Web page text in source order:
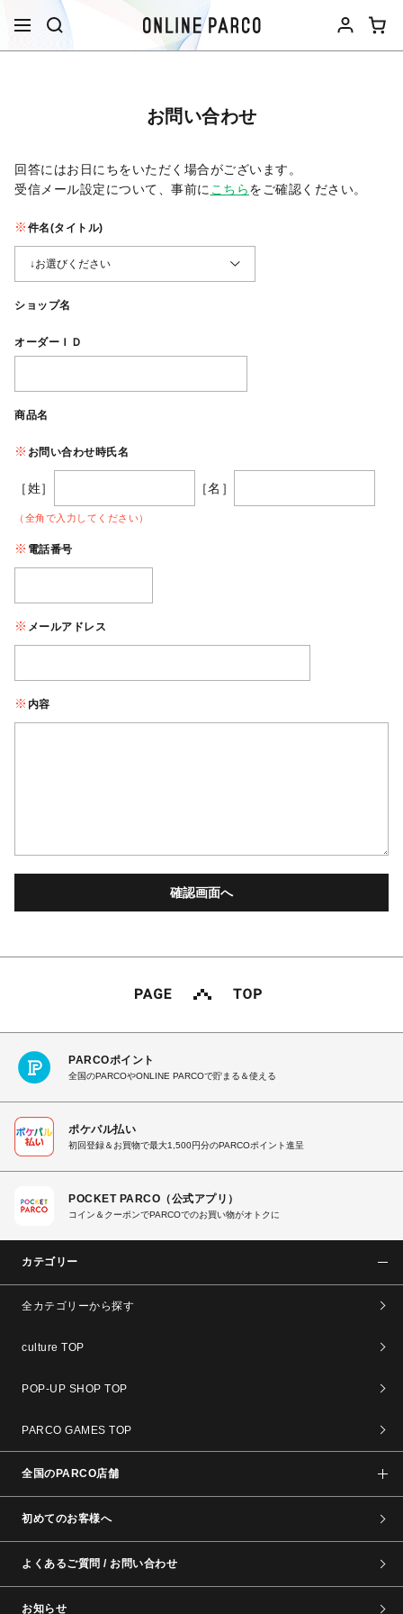
お問い合わせ
回答にはお日にちをいただく場合がございます。
受信メール設定について、事前に こちらをご確認ください。​
件名(タイトル)
ショップ名
オーダーＩＤ
商品名
お問い合わせ時氏名
［姓］ ［名］
（全角で入力してください）
電話番号
メールアドレス
内容
PARCOポイント
全国のPARCOやONLINE PARCOで貯まる＆使える
ポケパル払い
初回登録＆お買物で最大1,500円分のPARCOポイント進呈
POCKET PARCO（公式アプリ）
コイン＆クーポンでPARCOでのお買い物がオトクに
カテゴリー
全カテゴリーから探す
culture TOP
POP-UP SHOP TOP
PARCO GAMES TOP
全国のPARCO店舗
初めてのお客様へ
よくあるご質問 / お問い合わせ
お知らせ